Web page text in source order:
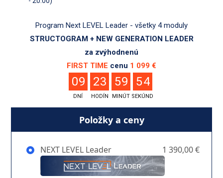
Program Next LEVEL Leader - všetky 4 moduly
STRUCTOGRAM + NEW GENERATION LEADER
za zvýhodnenú
FIRST TIME cenu 1 099 €
09
DNÍ
23
HODÍN
59
MINÚT
5
4
SEKÚND
Položky a ceny
NEXT LEVEL Leader 1 390,00 €